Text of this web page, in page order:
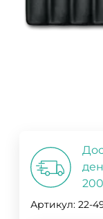
Артикул: 22-